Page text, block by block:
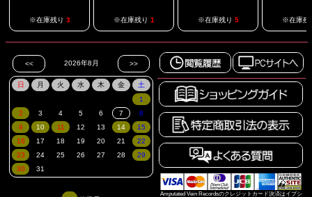
※在庫残り 3 ※在庫残り 1 ※在庫残り 5 ※在庫残
Amputated Vein Recordsのクレジットカード決済はイプシ